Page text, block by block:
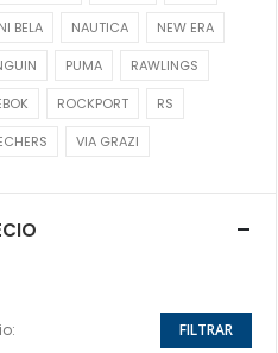
BELA
NAUTICA
NEW ERA
PUMA
RAWLINGS
ROCKPORT
RS
VIA GRAZI
FILTRAR